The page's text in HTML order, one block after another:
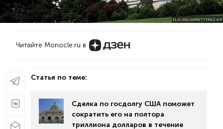
FLICKR/JARRETTFRAZIER
Читайте Monocle.ru в
Статья по теме:
Сделка по госдолгу США поможет
сократить его на полтора
триллиона долларов в течение